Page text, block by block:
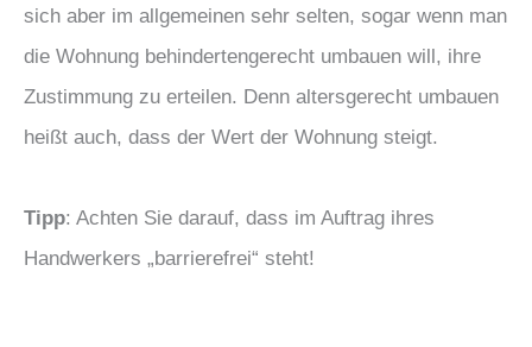
sich aber im allgemeinen sehr selten, sogar wenn man
die Wohnung behindertengerecht umbauen will, ihre
Zustimmung zu erteilen. Denn altersgerecht umbauen
heißt auch, dass der Wert der Wohnung steigt.
Tipp: Achten Sie darauf, dass im Auftrag ihres
Handwerkers „barrierefrei“ steht!